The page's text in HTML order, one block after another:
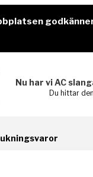
Nu har vi AC
Du hittar